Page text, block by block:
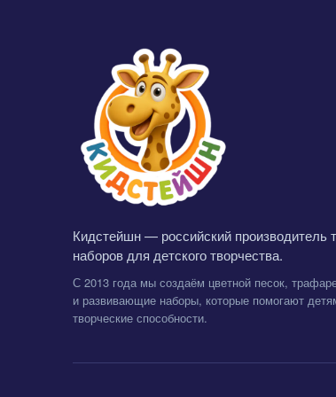
Кидстейшн — российский производитель
наборов для детского творчества.
С 2013 года мы создаём цветной песок,
и развивающие наборы, которые помогают
творческие способности.